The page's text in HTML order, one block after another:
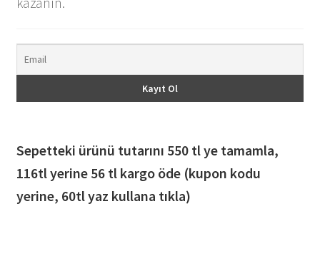
Sepetteki ürünü tutarını 550 tl ye tamamla,
116tl yerine 56 tl kargo öde (kupon kodu
yerine, 60tl yaz kullana tıkla)